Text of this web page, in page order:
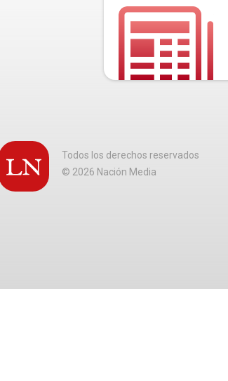
Todos los derechos reservados
© 2026 Nación Media